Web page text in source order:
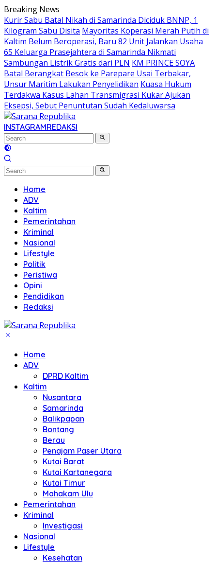
Skip
to
content
Breaking News
Kurir Sabu Batal Nikah di Samarinda Diciduk BNNP, 1
Kilogram Sabu Disita Mayoritas Koperasi Merah Putih di
Kaltim Belum Beroperasi, Baru 82 Unit Jalankan Usaha
65 Keluarga Prasejahtera di Samarinda Nikmati
Sambungan Listrik Gratis dari PLN KM PRINCE SOYA
Batal Berangkat Besok ke Parepare Usai Terbakar,
Unsur Maritim Lakukan Penyelidikan Kuasa Hukum
Terdakwa Kasus Lahan Transmigrasi Kukar Ajukan
Eksepsi, Sebut Penuntutan Sudah Kedaluwarsa
INSTAGRAMREDAKSI
Home
ADV
Kaltim
Pemerintahan
Kriminal
Nasional
Lifestyle
Politik
Peristiwa
Opini
Pendidikan
Redaksi
Home
ADV
DPRD Kaltim
Kaltim
Nusantara
Samarinda
Balikpapan
Bontang
Berau
Penajam Paser Utara
Kutai Barat
Kutai Kartanegara
Kutai Timur
Mahakam Ulu
Pemerintahan
Kriminal
Investigasi
Nasional
Lifestyle
Kesehatan